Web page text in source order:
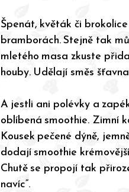
Špenát, květák či
bramborách. Stejně tak
mletého masa zkuste
houby. Udělají směs
A jestli ani polévky a
oblíbená smoothie. Zimní
Kousek pečené dýně,
dodají smoothie
Chutě se propojí tak
navíc“.